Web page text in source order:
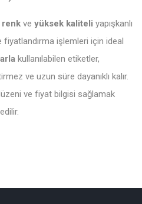
renk ve yüksek kaliteli yapışkanlı
işlemleri için ideal
kullanılabilen etiketler,
ve uzun süre dayanıklı kalır.
ve fiyat bilgisi sağlamak